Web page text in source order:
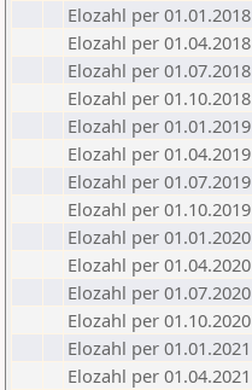
Elozahl per 01.01.2018
Elozahl per 01.04.2018
Elozahl per 01.07.2018
Elozahl per 01.10.2018
Elozahl per 01.01.2019
Elozahl per 01.04.2019
Elozahl per 01.07.2019
Elozahl per 01.10.2019
Elozahl per 01.01.2020
Elozahl per 01.04.2020
Elozahl per 01.07.2020
Elozahl per 01.10.2020
Elozahl per 01.01.2021
Elozahl per 01.04.2021